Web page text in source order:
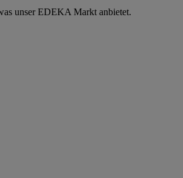
unser EDEKA Markt anbietet.